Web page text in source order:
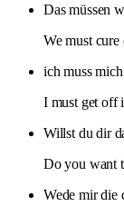
Das müssen
We must cure
ich muss
I must get off
Willst du dir
Do you want
Wede mir die